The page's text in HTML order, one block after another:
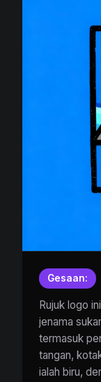
Gesaan:
Rujuk logo
jenama
termasuk
tangan,
ialah biru,